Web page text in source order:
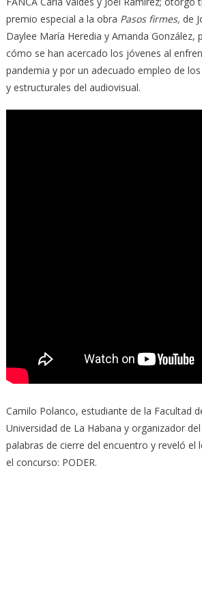
premio especial a la obra Pasos firmes, de
Daylee María Heredia y Amanda González,
cómo se han acercado los jóvenes al
pandemia y por un adecuado empleo de
y estructurales del audiovisual.
Camilo Polanco, estudiante de la Facultad
Universidad de La Habana y organizador
palabras de cierre del encuentro y reveló el
el concurso: PODER.